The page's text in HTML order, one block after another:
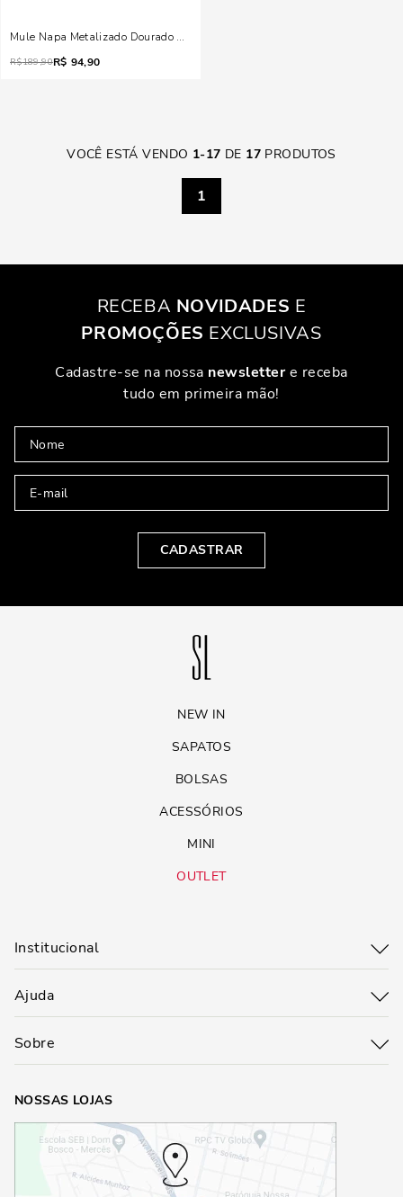
Mule Napa Metalizado Dourado Tiras Finas
R$189,90R$ 94,90
VOCÊ ESTÁ VENDO 1-17 DE 17 PRODUTOS
1
RECEBA NOVIDADES E
PROMOÇÕES EXCLUSIVAS
Cadastre-se na nossa newslettere receba
tudo em primeira mão!
CADASTRAR
NEW IN
SAPATOS
BOLSAS
ACESSÓRIOS
MINI
OUTLET
Institucional
Ajuda
Sobre
NOSSAS LOJAS